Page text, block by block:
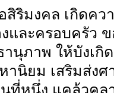
สิริมงคล เกิดค
และครอบครัว
นุภาพ ให้บังเกิ
านิยม เสริมส่ง
ที่หนึ่ง แคล้วค